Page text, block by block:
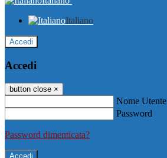
Italiano
Accedi
Accedi
button close ×
Nome Utente
Password
Password dimenticata?